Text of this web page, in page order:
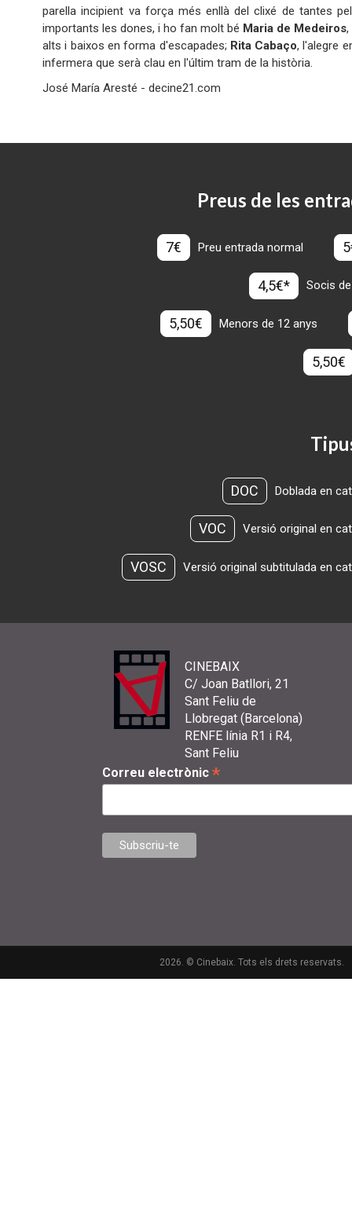
parella incipient va força més enllà del clixé de tantes
importants les dones, i ho fan molt bé Maria de Medeiros
alts i baixos en forma d'escapades; Rita Cabaço, l'alegre
infermera que serà clau en l'últim tram de la història.
José María Aresté - decine21.com
Preus de les
7€ Preu entrada normal
4,5€* Socis
5,50€ Menors de 12 anys
5,50€
DOC Doblada en
VOC Versió original en
VOSC Versió original subtitulada en
CINEBAIX
C/ Joan Batllori, 21
Sant Feliu de
Llobregat (Barcelona)
RENFE línia R1 i R4,
Sant Feliu
Correu electrònic *
2026. © Cinebaix. Tots els drets reservats.